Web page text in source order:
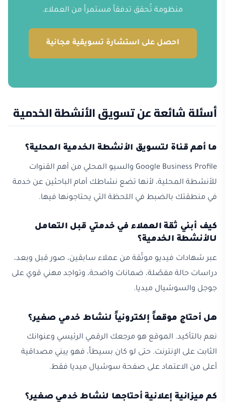
منظومة تُحقق تدفقاً مستمراً من العملاء.
احصل على استشارة تسويقية مجانية
أسئلة شائعة عن تسويق الأنشطة الخدمية
ما أهم قناة لتسويق الأنشطة الخدمية المحلية؟
Google Business Profile والسيو المحلي من أهم القنوات
للأنشطة المحلية، لأنها تضع نشاطك أمام الباحثين عن خدمة
في منطقتك بالضبط في اللحظة التي يحتاجونها فيها.
كيف أبني ثقة العملاء في خدمتي قبل التعامل
لـالأنشطة الخدمية؟
عبر شهادات فيديو موثّقة من عملاء سابقين، صور قبل وبعد،
دراسات حالة مفصّلة، ضمانات واضحة، وتواجد مهني قوي على
جوجل والسوشيال ميديا.
هل أحتاج موقعاً إلكترونياً لنشاط خدمي صغير؟
نعم بالتأكيد. الموقع هو مرجعك الرقمي الرئيسي وعنوانك
الثابت على الإنترنت. حتى لو كان بسيطاً، فهو يبني مصداقية
أعلى من الاعتماد على صفحة سوشيال ميديا فقط.
كم ميزانية إعلانية أحتاجها لنشاط خدمي صغير؟